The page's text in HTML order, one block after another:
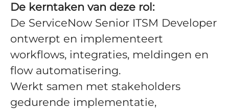
De kerntaken van deze rol:
De ServiceNow Senior ITSM Developer
ontwerpt en implementeert
workflows, integraties, meldingen en
flow automatisering.
Werkt samen met stakeholders
gedurende implementatie,